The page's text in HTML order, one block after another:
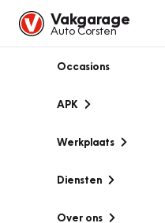
Vakgarage
Auto Corsten
Occasions
APK
Werkplaats
Diensten
Over ons